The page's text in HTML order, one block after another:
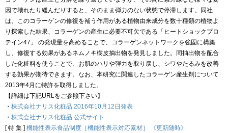
因で壊れたり緩んだりすると、そのまま弾力のない状態で停滞します。同社
は、このコラーゲンの修復を補う作用がある植物由来成分を数十種類の植物よ
り探索した結果、コラーゲンの産生に必要不可欠である「ヒートショックプロ
テイン47」 の発現量を高めることで、コラーゲンネットワークを強固に構築
し、修復する効果があるネムノキ樹皮抽出物を発見しました。同抽出物を配合
した化粧料を使うことで、お肌のハリや弾力を取り戻し、シワやたるみを改善
する効果が期待できます。なお、本研究に関連したコラーゲン産生剤について
2013年4月に特許を取得しました。
【詳細は下記URLをご参照下さい】
・ 株式会社ナリス化粧品 2016年10月12日発表
・ 株式会社ナリス化粧品 公式サイト
[ 特 集 ] 機能性表示食品制度［機能性表示対応素材］ 《更新随時》